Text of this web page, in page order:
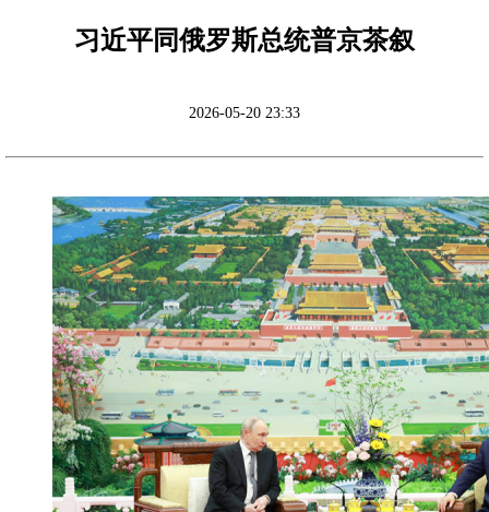
习近平同俄罗斯总统普京茶叙
2026-05-20 23:33